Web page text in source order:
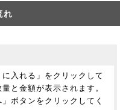
れ
入れる」をクリックして
と金額が表示されます。
ボタンをクリックしてく